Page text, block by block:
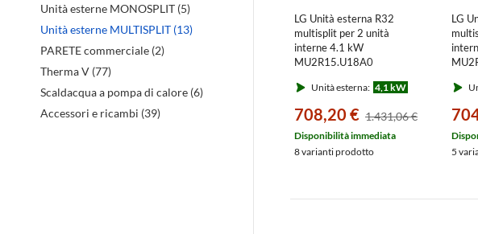
Unità esterne MONOSPLIT (5)
Unità esterne MULTISPLIT (13)
PARETE commerciale (2)
Therma V (77)
Scaldacqua a pompa di calore (6)
Accessori e ricambi (39)
LG Unità esterna R32
multisplit per 2 unità
interne 4.1 kW
MU2R15.U18A0
Unità esterna: 4,1 kW
708,20 € 1.431,06 €
Disponibilità immediata
8 varianti prodotto
LG
5